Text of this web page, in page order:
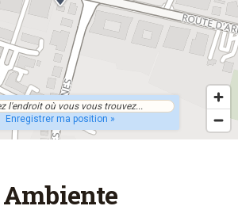
UN RESTAURANT
Enregistrer ma position »
Ambiente